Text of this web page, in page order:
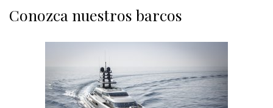
Conozca nuestros barcos